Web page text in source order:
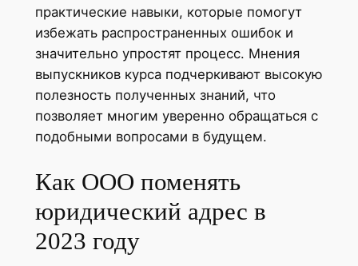
практические навыки, которые помогут
избежать распространенных ошибок и
значительно упростят процесс. Мнения
выпускников курса подчеркивают высокую
полезность полученных знаний, что
позволяет многим уверенно обращаться с
подобными вопросами в будущем.
Как ООО поменять
юридический адрес в
2023 году